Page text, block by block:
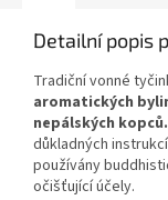
Detailní popis
Tradiční vonné
aromatických
nepálských kopců.
důkladných
používány
očišťující účely.